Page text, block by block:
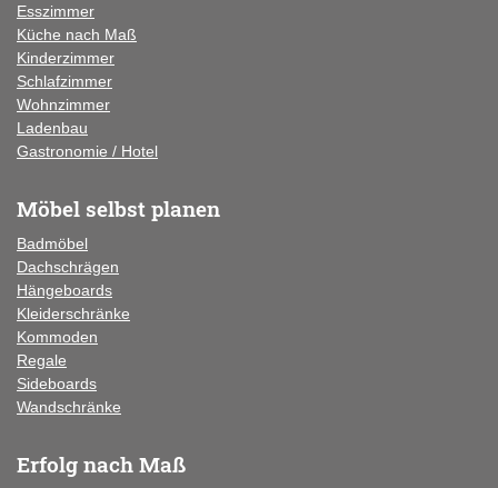
Esszimmer
Küche nach Maß
Kinderzimmer
Schlafzimmer
Wohnzimmer
Ladenbau
Gastronomie / Hotel
Möbel selbst planen
Badmöbel
Dachschrägen
Hängeboards
Kleiderschränke
Kommoden
Regale
Sideboards
Wandschränke
Erfolg nach Maß